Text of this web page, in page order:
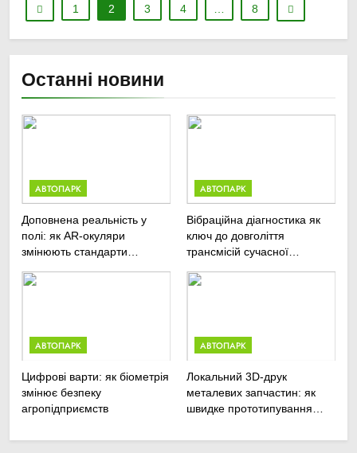
1 2 3 4 8
Останні новини
АВТОПАРК
Доповнена реальність у
полі: як AR-окуляри
змінюють стандарти
сільськогосподарської
АВТОПАРК
Вібраційна діагностика як
ключ до довголіття
трансмісій сучасної
АВТОПАРК
Цифрові варти: як біометрія
змінює безпеку
агропідприємств
АВТОПАРК
Локальний 3D-друк
металевих запчастин: як
швидке прототипування